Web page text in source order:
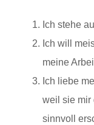
Ich stehe
Ich will
meine
Ich liebe
weil sie mir
sinnvoll